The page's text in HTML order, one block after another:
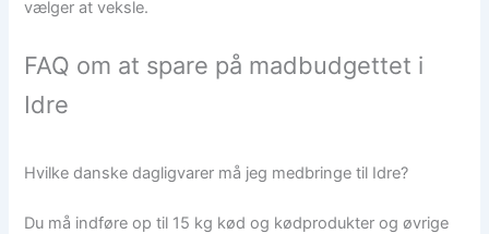
vælger at veksle.
FAQ om at spare på madbudgettet i
Idre
Hvilke danske dagligvarer må jeg medbringe til Idre?
Du må indføre op til 15 kg kød og kødprodukter og øvrige